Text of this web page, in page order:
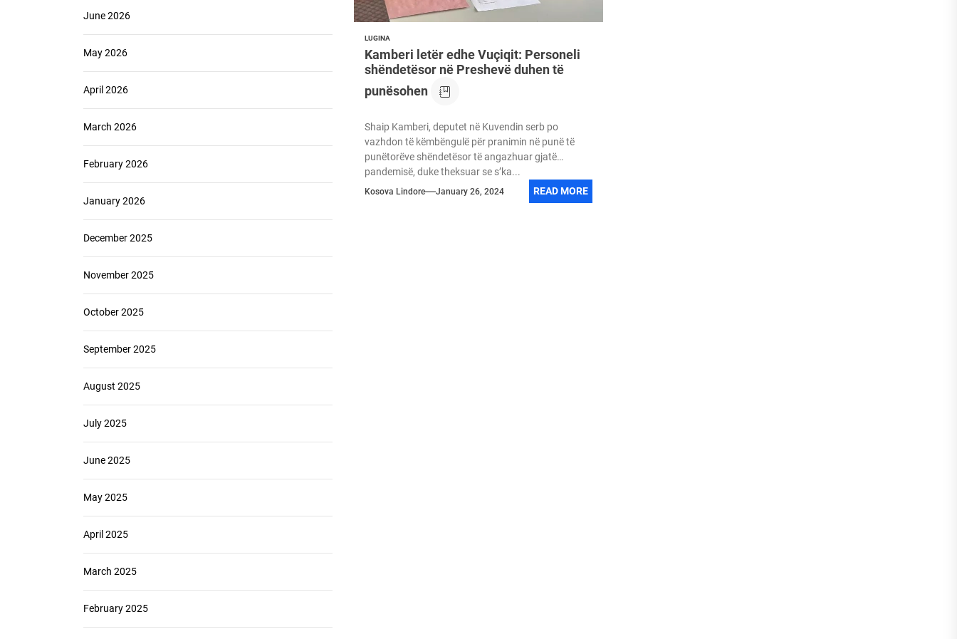
LUGINA
Kamberi letër edhe Vuçiqit: Personeli
shëndetësor në Preshevë duhen të
punësohen
Shaip Kamberi, deputet në Kuvendin serb po
vazhdon të këmbëngulë për pranimin në punë të
punëtorëve shëndetësor të angazhuar gjatë
pandemisë, duke theksuar se s’ka...
Kosova Lindore January 26, 2024 READ MORE
June 2026
May 2026
April 2026
March 2026
February 2026
January 2026
December 2025
November 2025
October 2025
September 2025
August 2025
July 2025
June 2025
May 2025
April 2025
March 2025
February 2025